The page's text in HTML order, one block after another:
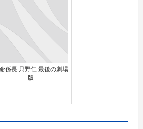
係長 只野仁 最後の劇場
版